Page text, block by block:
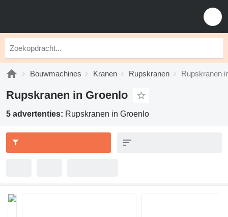
Bouwmachines Kranen Rupskranen Rupskranen
Rupskranen in Groenlo
5 advertenties: Rupskranen in Groenlo